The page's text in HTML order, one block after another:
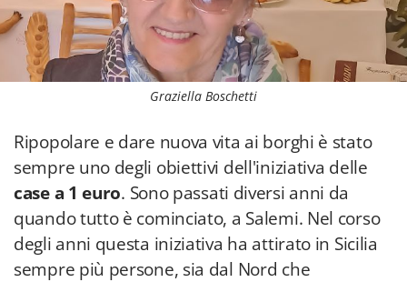
Graziella Boschetti
Ripopolare e dare nuova vita ai borghi è stato
sempre uno degli obiettivi dell'iniziativa delle
case a 1 euro. Sono passati diversi anni da
quando tutto è cominciato, a Salemi. Nel corso
degli anni questa iniziativa ha attirato in Sicilia
sempre più persone, sia dal Nord che